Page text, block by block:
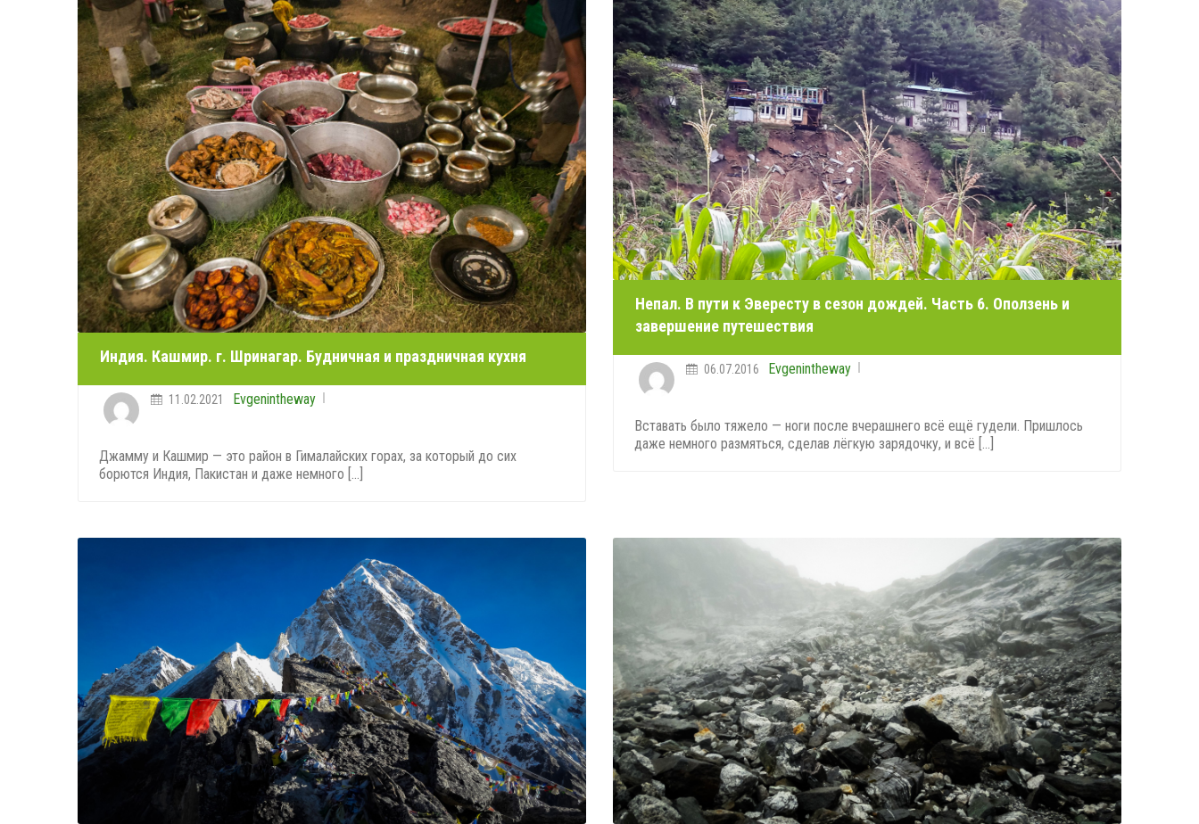
Индия. Кашмир. г. Шринагар. Будничная и праздничная кухня
Evgenintheway
11.02.2021
Джамму и Кашмир — это район в Гималайских горах, за который до сих
борются Индия, Пакистан и даже немного [...]
Непал. В пути к Эвересту в сезон дождей. Часть 6. Оползень и
завершение путешествия
Evgenintheway
06.07.2016
Вставать было тяжело — ноги после вчерашнего всё ещё гудели. Пришлось
даже немного размяться, сделав лёгкую зарядочку, и всё [...]